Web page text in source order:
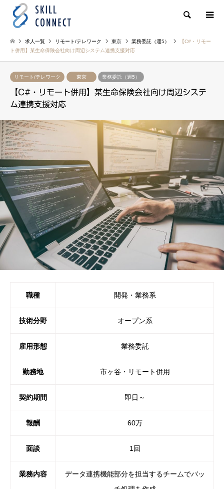
検索
求人一覧 リモート/テレワーク 東京 業務委託（週5）
【C#・リモー
ト併用】某生命保険会社向け周辺システム連携支援対応
リモート/テレワーク 東京 業務委託（週5）
【C#・リモート併用】某生命保険会社向け周辺システ
ム連携支援対応
職種 開発・業務系
技術分野 オープン系
雇用形態 業務委託
勤務地 市ヶ谷・リモート併用
契約期間 即日～
報酬 60万
面談 1回
業務内容
データ連携機能部分を担当するチームでバッ